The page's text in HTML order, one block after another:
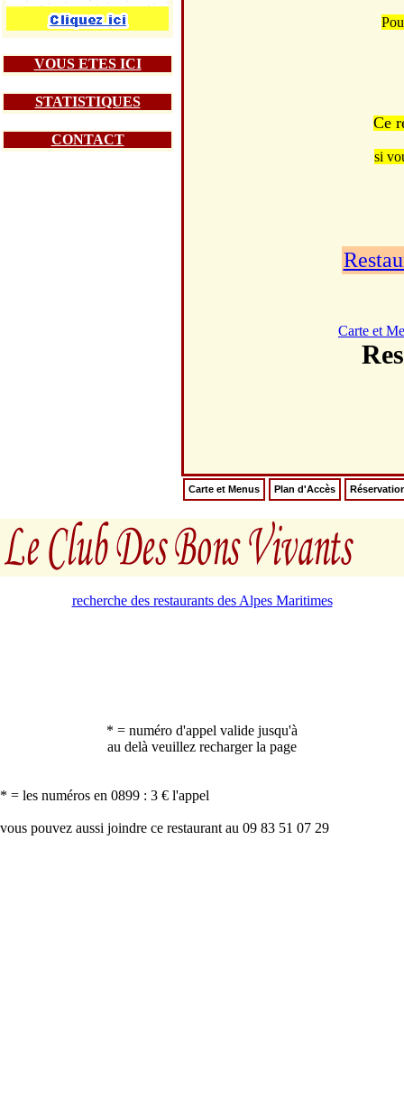
VOUS ETES ICI
STATISTIQUES
CONTACT
Ce
si
Carte et
Carte et Menus Plan d'Accès
recherche des restaurants des Alpes Maritimes
* = numéro d'appel valide jusqu'à
au delà veuillez recharger la page
* = les numéros en 0899 : 3 € l'appel
vous pouvez aussi joindre ce restaurant au 09 83 51 07 29